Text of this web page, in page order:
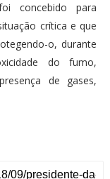
concebido para
crítica e que
o, durante
do fumo,
de gases,